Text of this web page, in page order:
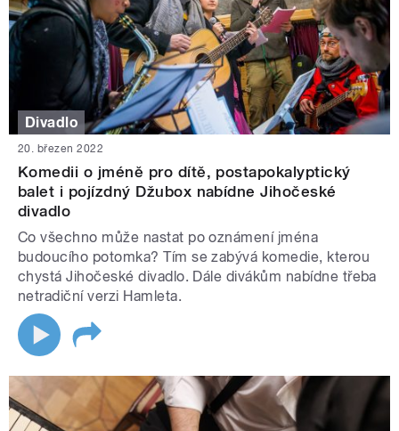
Divadlo
20. březen 2022
Komedii o jméně pro dítě, postapokalyptický
balet i pojízdný Džubox nabídne Jihočeské
divadlo
Co všechno může nastat po oznámení jména
budoucího potomka? Tím se zabývá komedie, kterou
chystá Jihočeské divadlo. Dále divákům nabídne třeba
netradiční verzi Hamleta.